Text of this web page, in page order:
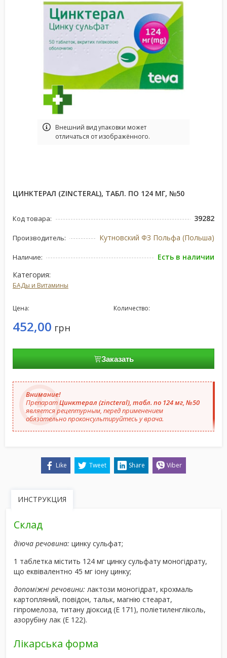
Bнешний вид упаковки может
отличаться от изображённого.
ЦИНКТЕРАЛ (ZINCTERAL), ТАБЛ. ПО 124 МГ, №50
Код товара: 39282
Производитель: Кутновский ФЗ Польфа (Польша)
Наличие:
Есть в наличии
Категория:
БАДы и Витамины
Цена:
452,00 грн
Количество:
Заказать
Внимание!
ПрепаратЦинктерал (zincteral), табл. по 124 мг, №50
является рецептурным, перед применением
обязательно проконсультируйтесь у врача.
Like Tweet Share Viber
ИНСТРУКЦИЯ
Склад
діюча речовина: цинку сульфат;
1 таблетка містить 124 мг цинку сульфату моногідрату,
що еквівалентно 45 мг іону цинку;
допоміжні речовини: лактози моногідрат, крохмаль
картопляний, повідон, тальк, магнію стеарат,
гіпромелоза, титану діоксид (Е 171), поліетиленгліколь,
азорубіну лак (Е 122).
Лікарська форма